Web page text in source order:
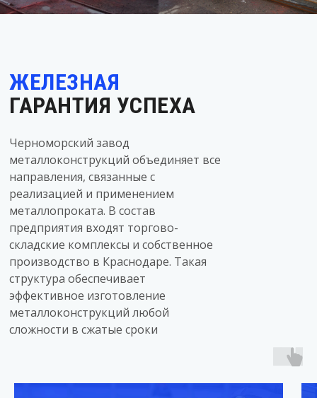
ЖЕЛЕЗНАЯ
ГАРАНТИЯ УСПЕХА
Черноморский завод
металлоконструкций объединяет все
направления, связанные с
реализацией и применением
металлопроката. В состав
предприятия входят торгово-
складские комплексы и собственное
производство в Краснодаре. Такая
структура обеспечивает
эффективное изготовление
металлоконструкций любой
сложности в сжатые сроки